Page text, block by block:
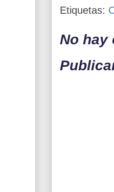
Etiquetas:
No hay